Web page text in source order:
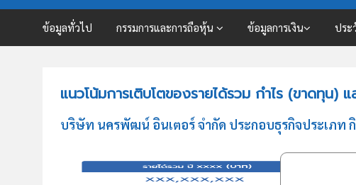
ข้อมูลทั่วไป กรรมการและการถือหุ้น ข้อมูลการเงิน ประ
แนวโน้มการเติบโตของรายได้รวม กำไร (ขาดทุ
บริษัท นครพัฒน์ อินเตอร์ จำกัด ประกอบธุรกิจประเภท